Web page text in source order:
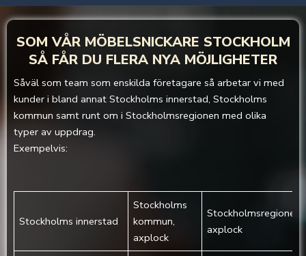
SOM VÅR MÖBELSNICKARE STOCKHOLM
SÅ FÅR DU FLERA NYA MÖJLIGHETER
Såväl som team som enskilda företagare så arbetar vi med
kunder i bland annat Stockholms innerstad, Stockholms
kommun samt runt om i Stockholmsregionen med olika
typer av uppdrag.
Exempelvis:
Stockholms innerstad
Stockholms
kommun,
axplock
Stockholmsregionen,
axplock